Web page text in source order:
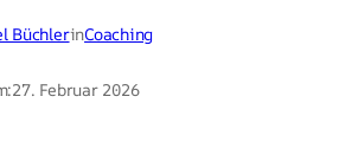
BüchlerinCoaching
27. Februar 2026